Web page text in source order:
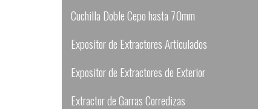
Cuchilla Doble Cepo hasta 70mm
Expositor de Extractores Articulados
Expositor de Extractores de Exterior
Extractor de Garras Corredizas